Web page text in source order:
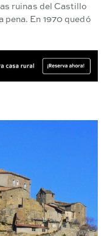
ruinas del Castillo
En 1970 quedó